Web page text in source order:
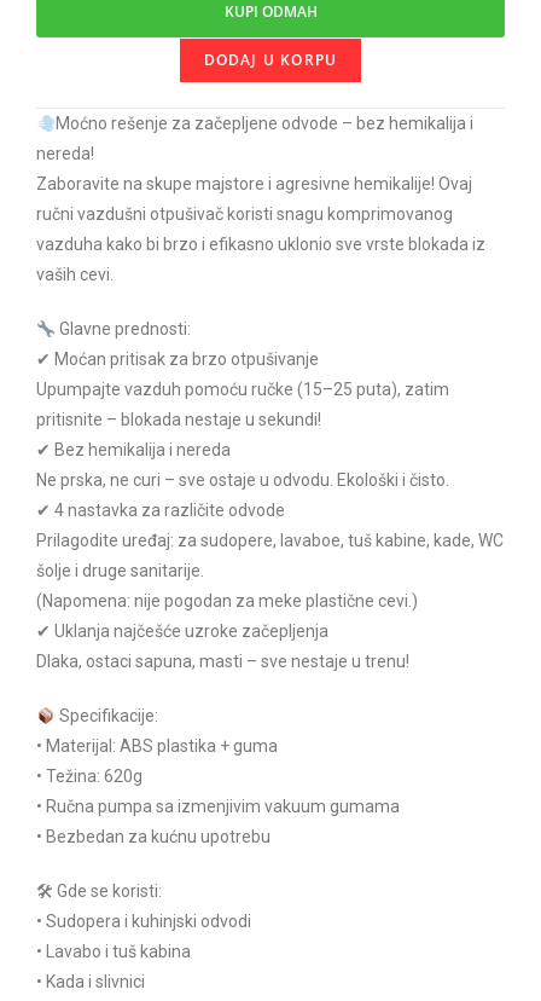
Moćno rešenje za začepljene odvode – bez hemikalija i
nereda!
Zaboravite na skupe majstore i agresivne hemikalije! Ovaj
ručni vazdušni otpušivač koristi snagu komprimovanog
vazduha kako bi brzo i efikasno uklonio sve vrste blokada iz
vaših cevi.
Glavne prednosti:
✔ Moćan pritisak za brzo otpušivanje
Upumpajte vazduh pomoću ručke (15–25 puta), zatim
pritisnite – blokada nestaje u sekundi!
✔ Bez hemikalija i nereda
Ne prska, ne curi – sve ostaje u odvodu. Ekološki i čisto.
✔ 4 nastavka za različite odvode
Prilagodite uređaj: za sudopere, lavaboe, tuš kabine, kade, WC
šolje i druge sanitarije.
(Napomena: nije pogodan za meke plastične cevi.)
✔ Uklanja najčešće uzroke začepljenja
Dlaka, ostaci sapuna, masti – sve nestaje u trenu!
Specifikacije:
• Materijal: ABS plastika + guma
• Težina: 620g
• Ručna pumpa sa izmenjivim vakuum gumama
• Bezbedan za kućnu upotrebu
🛠 Gde se koristi:
• Sudopera i kuhinjski odvodi
• Lavabo i tuš kabina
• Kada i slivnici
DODAJ U KORPU
KUPI ODMAH